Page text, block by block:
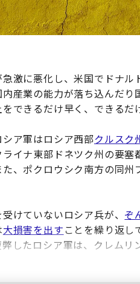
急激に悪化し、米国でドナ
産業の能力が落ち込んだ
をできるだけ早く、できるだ
ア軍はロシア西部クルスク
ライナ東部ドネツク州の要
た、ポクロウシク南方の同
けていないロシア兵が、 ぞ
大損害を出す ことを繰り返し
したロシア軍は、クレムリ